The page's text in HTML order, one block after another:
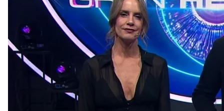
Entretención y Cultura Opinión
Dato en Pauta Señal 2
Contenido Patrocinado